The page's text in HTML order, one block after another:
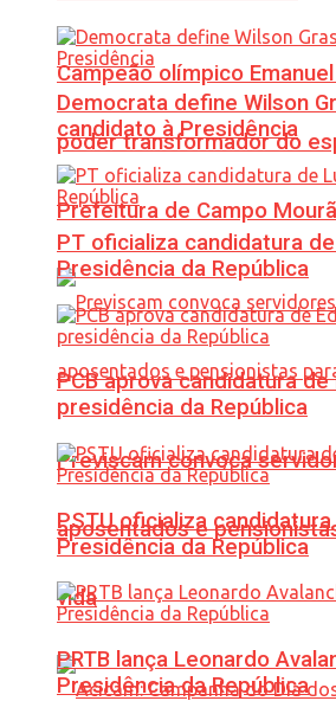
Campeão olímpico
poder transformador do
Prefeitura de Campo
Previscam convoca
aposentados e
vida
Democrata define Wilson
candidato à Presidência
PT oficializa candidatura
Presidência da República
PCB aprova candidatura
presidência da República
PSTU oficializa
Presidência da República
PRTB lança Leonardo
Presidência da República